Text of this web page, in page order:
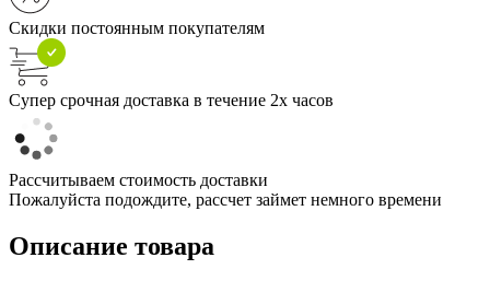
Скидки постоянным покупателям
Супер срочная доставка в течение 2х часов
Рассчитываем стоимость доставки
Пожалуйста подождите, рассчет займет немного времени
Описание товара